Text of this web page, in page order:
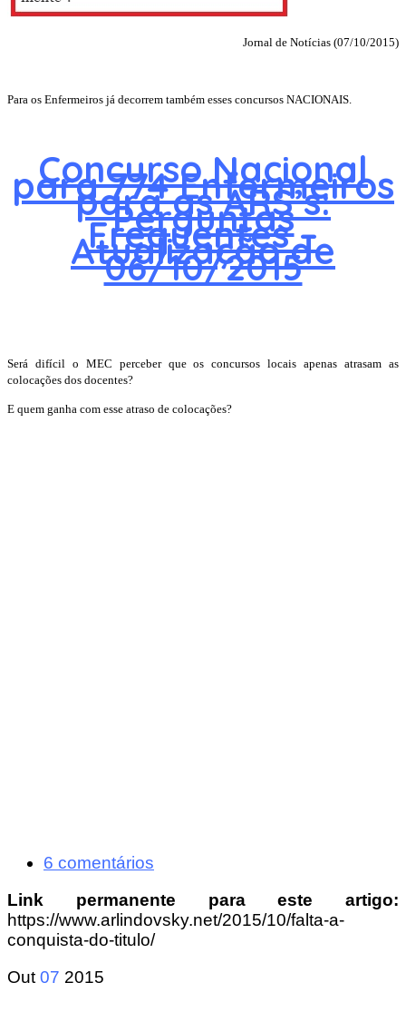
Jornal de Notícias (07/10/2015)
Para os Enfermeiros já decorrem também esses concursos NACIONAIS.
Concurso Nacional
para 774 Enfermeiros
para as ARS’s:
Perguntas
Frequentes –
Atualização de
06/10/2015
Será difícil o MEC perceber que os concursos locais apenas atrasam as
colocações dos docentes?
E quem ganha com esse atraso de colocações?
6 comentários
Link permanente para este artigo:
https://www.arlindovsky.net/2015/10/falta-a-
conquista-do-titulo/
Out 07 2015